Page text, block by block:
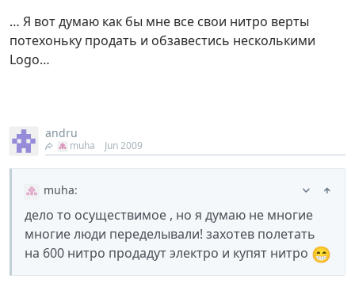
… Я вот думаю как бы мне все свои нитро верты
потехоньку продать и обзавестись несколькими
Logo…
andru
muha Jun 2009
muha:
дело то осуществимое , но я думаю не многие
многие люди переделывали! захотев полетать
на 600 нитро продадут электро и купят нитро 😁